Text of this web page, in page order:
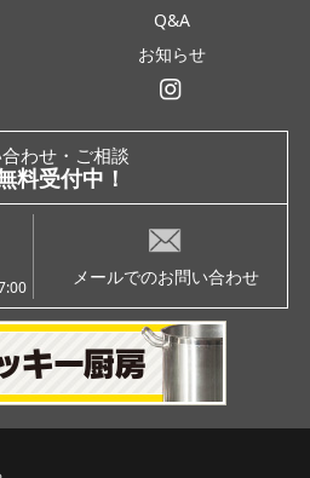
Q&A
お知らせ
わせ・ご相談
料受付中！
メールでのお問い合わせ